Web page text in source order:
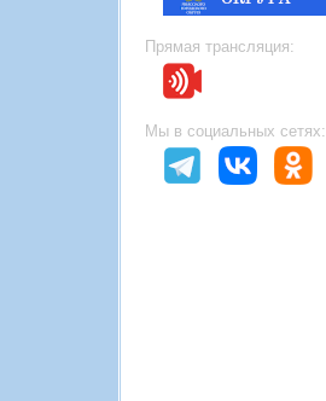
Прямая трансляция:
Мы в социальных сетях: